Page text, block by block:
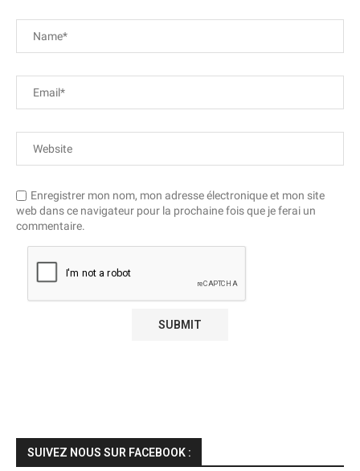
Enregistrer mon nom, mon adresse électronique et mon site
web dans ce navigateur pour la prochaine fois que je ferai un
commentaire.
SUIVEZ NOUS SUR FACEBOOK :